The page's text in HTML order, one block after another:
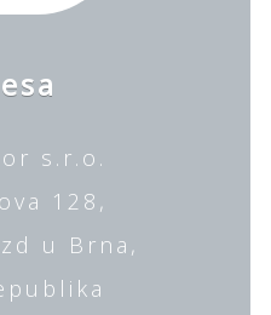
s.r.o.
128,
u Brna,